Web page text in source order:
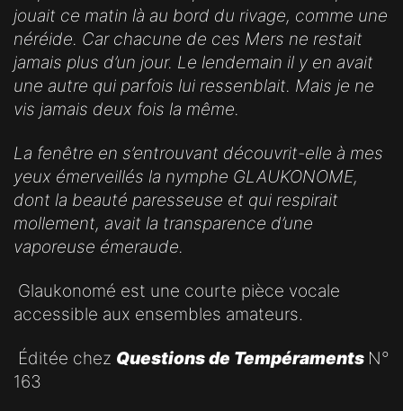
jouait ce matin là au bord du rivage, comme une
néréide. Car chacune de ces Mers ne restait
jamais plus d’un jour. Le lendemain il y en avait
une autre qui parfois lui ressenblait. Mais je ne
vis jamais deux fois la même.
La fenêtre en s’entrouvant découvrit-elle à mes
yeux émerveillés la nymphe GLAUKONOME,
dont la beauté paresseuse et qui respirait
mollement, avait la transparence d’une
vaporeuse émeraude.
Glaukonomé est une courte pièce vocale
accessible aux ensembles amateurs.
Éditée chez Questions de Tempéraments N°
163